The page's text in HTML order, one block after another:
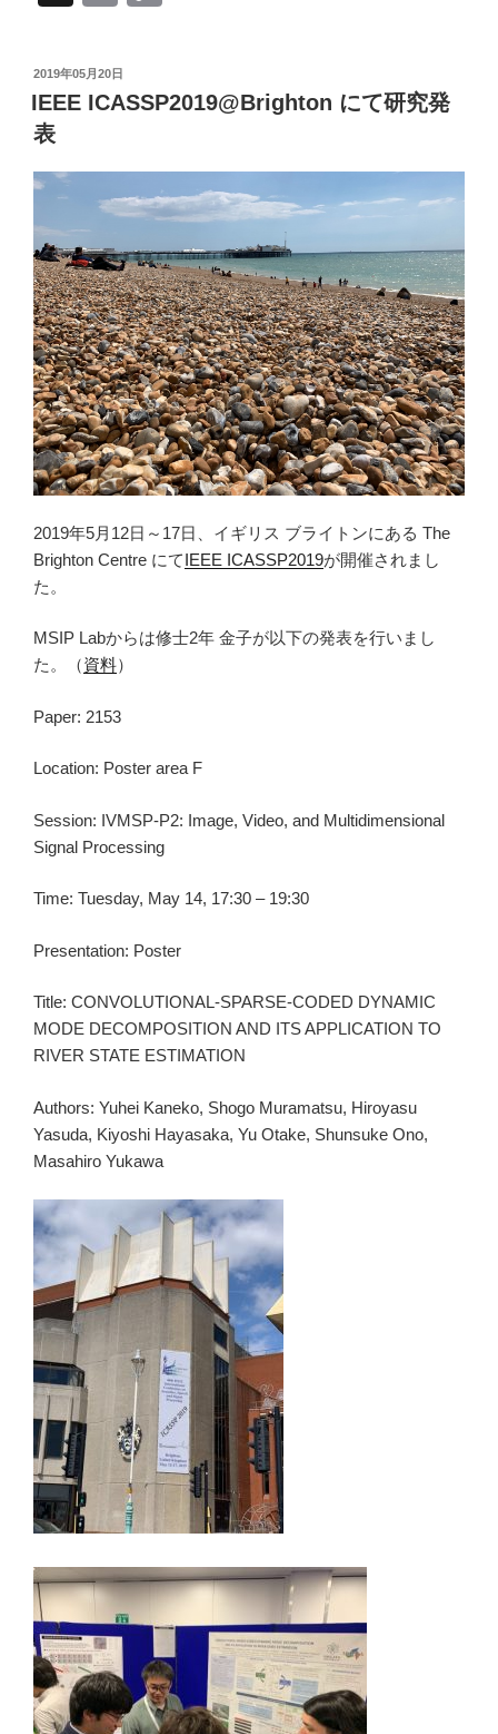
ail
y
n
k
投
稿
日:
2019年05月20日
IEEE ICASSP2019@Brighton にて研究発
表
2019年5月12日～17日、イギリス ブライトンにある The
Brighton Centre にてIEEE ICASSP2019が開催されまし
た。
MSIP Labからは修士2年 金子が以下の発表を行いまし
た。（資料）
Paper: 2153
Location: Poster area F
Session: IVMSP-P2: Image, Video, and Multidimensional
Signal Processing
Time: Tuesday, May 14, 17:30 – 19:30
Presentation: Poster
Title: CONVOLUTIONAL-SPARSE-CODED DYNAMIC
MODE DECOMPOSITION AND ITS APPLICATION TO
RIVER STATE ESTIMATION
Authors: Yuhei Kaneko, Shogo Muramatsu, Hiroyasu
Yasuda, Kiyoshi Hayasaka, Yu Otake, Shunsuke Ono,
Masahiro Yukawa